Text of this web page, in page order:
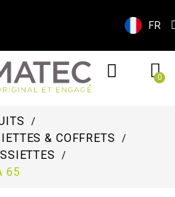
FR
& COFFRETS
65